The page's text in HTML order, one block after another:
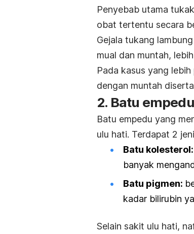
Penyebab utama
obat tertentu secara
Gejala tukang
mual dan muntah,
Pada kasus yang
dengan muntah
2. Batu empedu
Batu empedu yang
ulu hati. Terdapat 2
Batu kolesterol:
banyak
Batu pigmen:
kadar bilirubin
Selain sakit ulu hati,